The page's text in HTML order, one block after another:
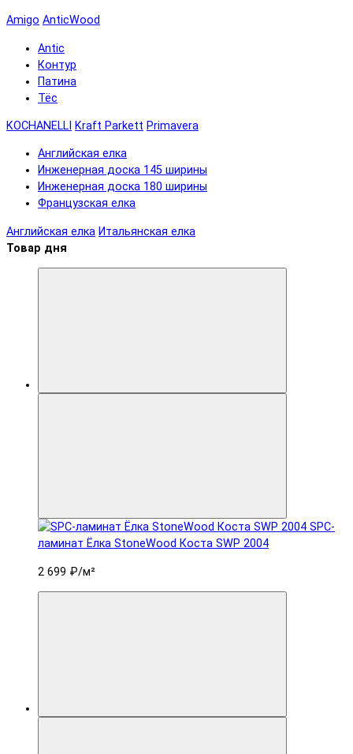
Amigo AnticWood
Antic
Контур
Патина
Тёс
KOCHANELLI Kraft Parkett Primavera
Английская елка
Инженерная доска 145 ширины
Инженерная доска 180 ширины
Французская елка
Английская елка Итальянская елка
Товар дня
SPC-
ламинат Ëлка StoneWood Коста SWP 2004
2 699 ₽/м²